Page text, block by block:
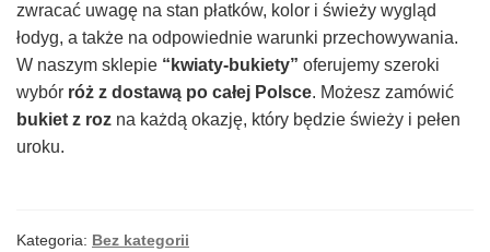
zwracać uwagę na stan płatków, kolor i świeży wygląd
łodyg, a także na odpowiednie warunki przechowywania.
W naszym sklepie “kwiaty-bukiety” oferujemy szeroki
wybór róż z dostawą po całej Polsce. Możesz zamówić
bukiet z roz na każdą okazję, który będzie świeży i pełen
uroku.
Kategoria: Bez kategorii